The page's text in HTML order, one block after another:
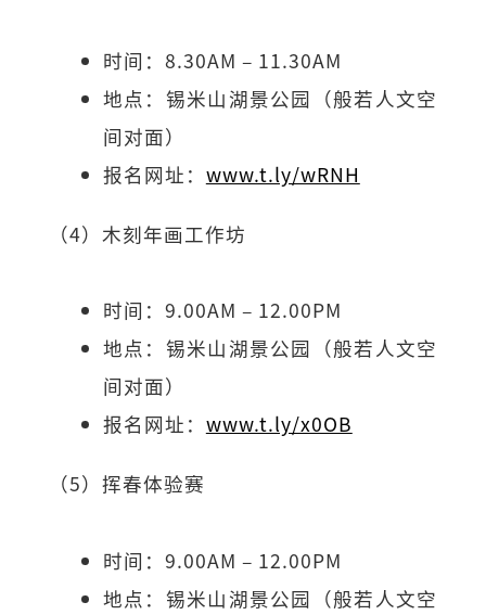
时间：8.30AM – 11.30AM
地点：锡米山湖景公园（般若人文空
间对面）
报名网址： www.t.ly/wRNH
（4）木刻年画工作坊
时间：9.00AM – 12.00PM
地点：锡米山湖景公园（般若人文空
间对面）
报名网址： www.t.ly/x0OB
（5）挥春体验赛
时间：9.00AM – 12.00PM
地点：锡米山湖景公园（般若人文空